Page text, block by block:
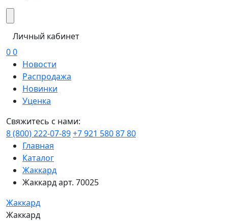
Личный кабинет
00
Новости
Распродажа
Новинки
Уценка
Свяжитесь с нами:
8 (800) 222-07-89+7 921 580 87 80
Главная
Каталог
Жаккард
Жаккард арт. 70025
Жаккард
Жаккард